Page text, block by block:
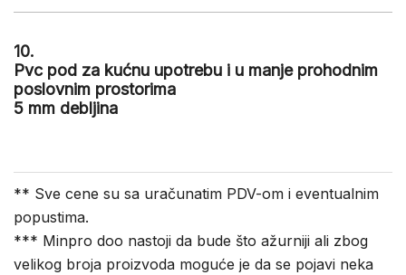
10.
Pvc pod za kućnu upotrebu i u manje prohodnim
poslovnim prostorima
5 mm debljina
** Sve cene su sa uračunatim PDV-om i eventualnim
popustima.
*** Minpro doo nastoji da bude što ažurniji ali zbog
velikog broja proizvoda moguće je da se pojavi neka